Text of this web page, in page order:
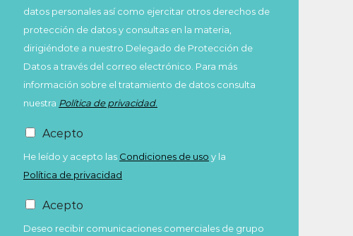
datos personales así como ejercitar otros derechos de
protección de datos y consultas en la materia,
dirigiéndote a nuestro Delegado de Protección de
Datos a través del correo electrónico. Para más
información sobre el tratamiento de datos consulta
nuestra Política de privacidad.
Acepto
He leído y acepto las Condiciones de uso y la
Política de privacidad
Acepto
Deseo recibir comunicaciones comerciales de grupo